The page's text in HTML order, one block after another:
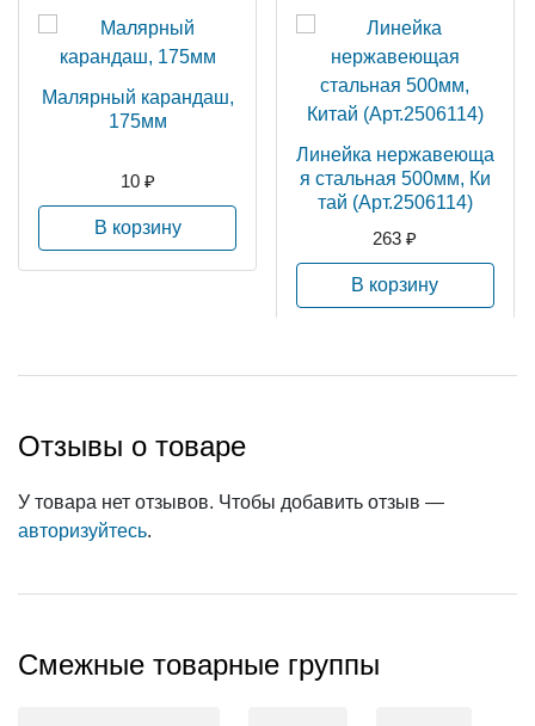
Малярный карандаш,
175мм
10 ₽
В корзину
Линейка нержавеюща
я стальная 500мм, Ки
тай (Арт.2506114)
263 ₽
В корзину
Отзывы о товаре
У товара нет отзывов. Чтобы добавить отзыв —
авторизуйтесь.
Смежные товарные группы